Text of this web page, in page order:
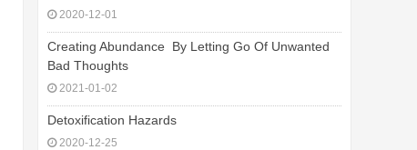
2020-12-01
Creating Abundance  By Letting Go Of Unwanted
Bad Thoughts
2021-01-02
Detoxification Hazards
2020-12-25